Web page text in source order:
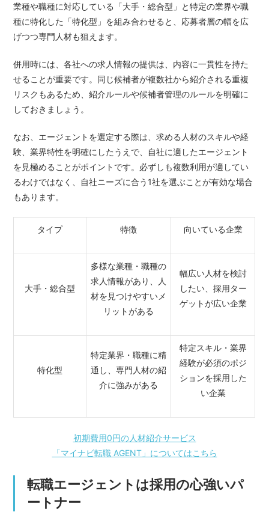
業種や職種に対応している「大手・総合型」と特定の業界や職
種に特化した「特化型」を組み合わせると、応募者層の幅を広
げつつ専門人材も狙えます。
併用時には、各社への求人情報の提供は、内容に一貫性を持た
せることが重要です。同じ候補者が複数社から紹介される重複
リスクもあるため、紹介ルールや候補者管理のルールを明確に
しておきましょう。
なお、エージェントを選定する際は、求める人材のスキルや経
験、業界特性を明確にしたうえで、自社に適したエージェント
を見極めることがポイントです。必ずしも複数利用が適してい
るわけではなく、自社ニーズに合う1社を選ぶことが有効な場合
もあります。
タイプ 特徴 向いている企業
大手・総合型
多様な業種・職種の
求人情報があり、人
材を見つけやすいメ
リットがある
幅広い人材を検討
したい、採用ター
ゲットが広い企業
特化型
特定業界・職種に精
通し、専門人材の紹
介に強みがある
特定スキル・業界
経験が必須のポジ
ションを採用した
い企業
初期費用0円の人材紹介サービス
「マイナビ転職 AGENT」についてはこちら
転職エージェントは採用の心強いパ
ートナー